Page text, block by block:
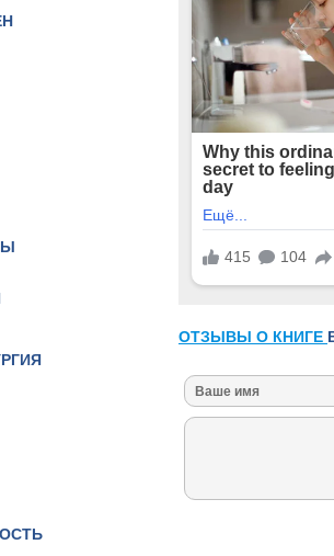
ОТЗЫВЫ О КНИГЕ